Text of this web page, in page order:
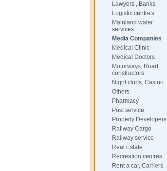
Lawyers , Banks
Logistic centre's
Mainland water
services
Media Companies
Medical Clinic
Medical Doctors
Motorways, Road
constructors
Night clubs, Casino
Others
Pharmacy
Post service
Property Developers
Railway Cargo
Railway service
Real Estate
Recreation centres
Rent a car, Carriers